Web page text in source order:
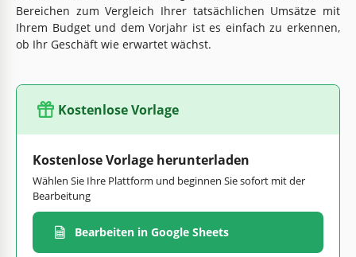
Bereichen zum Vergleich Ihrer tatsächlichen Umsätze mit
Ihrem Budget und dem Vorjahr ist es einfach zu erkennen,
ob Ihr Geschäft wie erwartet wächst.
Kostenlose Vorlage
Kostenlose Vorlage herunterladen
Wählen Sie Ihre Plattform und beginnen Sie sofort mit der
Bearbeitung
Bearbeiten in Google Sheets